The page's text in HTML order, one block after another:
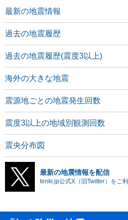
最新の地震情報
過去の地震履歴
過去の地震履歴(震度3以上)
海外の大きな地震
震源地ごとの地震発生回数
震度3以上の地域別観測回数
震央分布図
最新の地震情報を配信
tenki.jp公式X（旧Twitter）をご利